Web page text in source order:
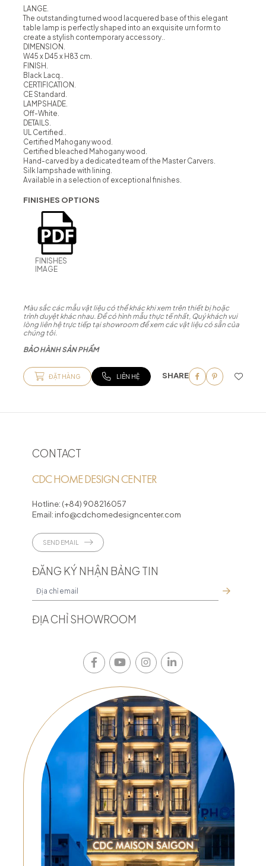
LANGE.
The outstanding turned wood lacquered base of this elegant
table lamp is perfectly shaped into an exquisite urn form to
create a stylish contemporary accessory..
DIMENSION.
W45 x D45 x H83 cm.
FINISH.
Black Lacq..
CERTIFICATION.
CE Standard.
LAMPSHADE.
Off-White.
DETAILS.
UL Certified..
Certified Mahogany wood.
Certified bleached Mahogany wood.
Hand-carved by a dedicated team of the Master Carvers.
Silk lampshade with lining.
Available in a selection of exceptional finishes.
FINISHES OPTIONS
FINISHES
IMAGE
Màu sắc các mẫu vật liệu có thể khác khi xem trên thiết bị hoặc
trình duyệt khác nhau. Để có hình mẫu thực tế nhất, Quý khách vui
lòng liên hệ trực tiếp tại showroom để xem các vật liệu có sẵn của
chúng tôi.
BẢO HÀNH SẢN PHẨM
ĐẶT HÀNG LIÊN HỆ SHARE
CONTACT
CDC HOME DESIGN CENTER
Hotline: (+84) 908216057
Email: info@cdchomedesigncenter.com
SEND EMAIL
ĐĂNG KÝ NHẬN BẢNG TIN
ĐỊA CHỈ SHOWROOM